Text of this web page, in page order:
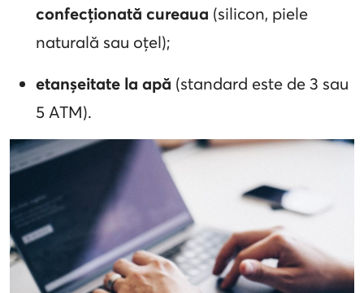
confecționată cureaua (silicon, piele
naturală sau oțel);
etanșeitate la apă (standard este de 3 sau
5 ATM).